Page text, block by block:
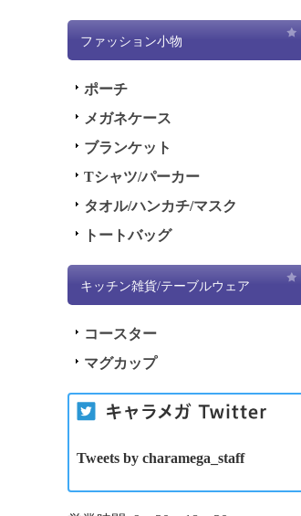
ファッション小物
ポーチ
メガネケース
ブランケット
Tシャツ/パーカー
タオル/ハンカチ/マスク
トートバッグ
キッチン雑貨/テーブルウェア
コースター
マグカップ
Tweets by charamega_staff